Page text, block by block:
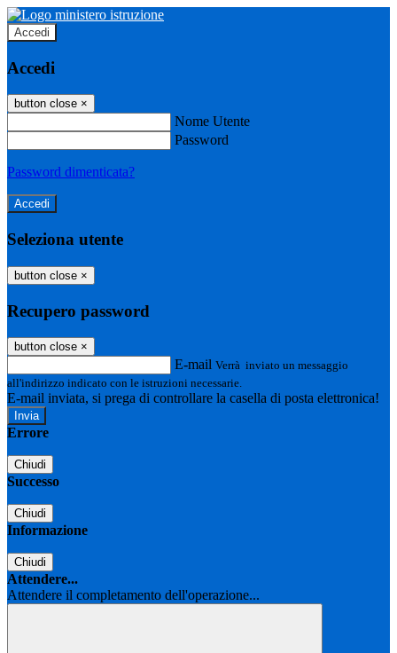
Accedi
Accedi
button close ×
Nome Utente
Password
Password dimenticata?
Seleziona utente
button close ×
Recupero password
button close ×
E-mail Verrà inviato un messaggio
all'indirizzo indicato con le istruzioni necessarie.
E-mail inviata, si prega di controllare la casella di posta elettronica!
Errore
Chiudi
Successo
Chiudi
Informazione
Chiudi
Attendere...
Attendere il completamento dell'operazione...